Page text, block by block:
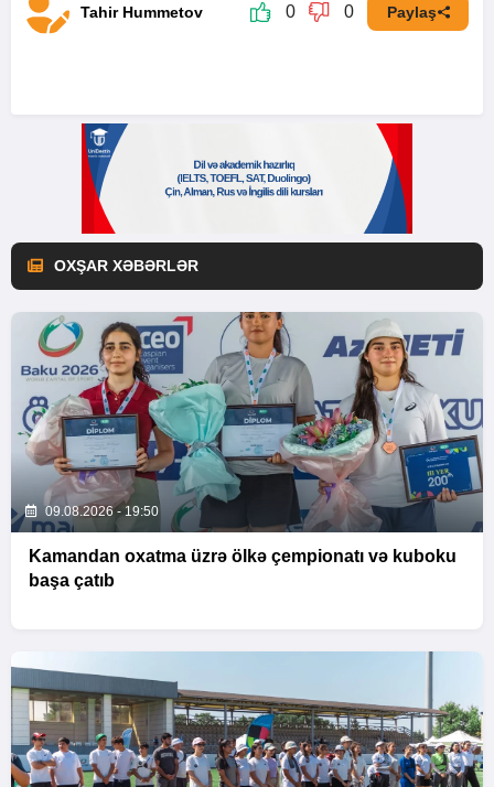
Tahir Hummetov 0 0 Paylaş
OXŞAR XƏBƏRLƏR
09.08.2026 - 19:50
Kamandan oxatma üzrə ölkə çempionatı və kuboku
başa çatıb